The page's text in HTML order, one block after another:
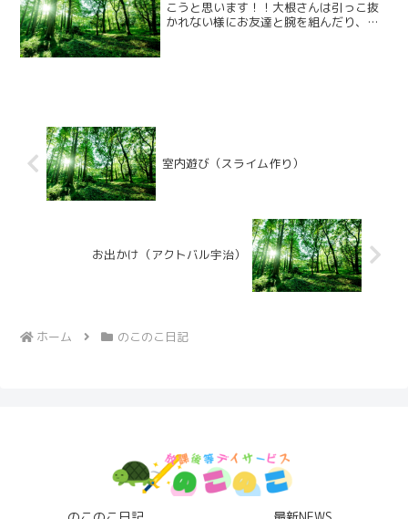
こうと思います！！大根さんは引っこ抜
かれない様にお友達と腕を組んだり、手
室内遊び（スライム作り）
お出かけ（アクトバル宇治）
ホーム のこのこ日記